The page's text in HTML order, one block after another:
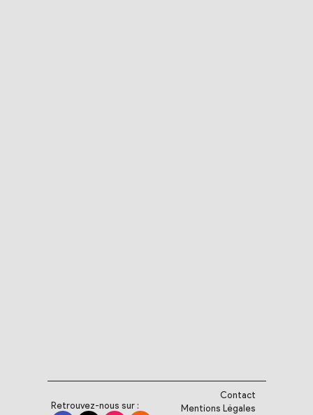
Retrouvez-nous sur :
Contact
Mentions Légales